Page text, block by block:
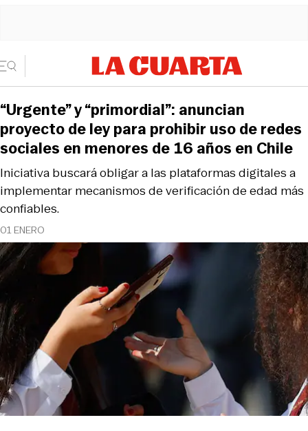
01 ENERO
Iniciativa buscará obligar a las plataformas digitales a
implementar mecanismos de verificación de edad más
confiables.
“Urgente” y “primordial”: anuncian
proyecto de ley para prohibir uso de redes
sociales en menores de 16 años en Chile